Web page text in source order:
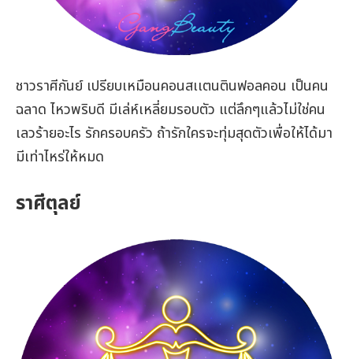
ชาวราศีกันย์ เปรียบเหมือนคอนสเเตนตินฟอลคอน เป็นคน
ฉลาด ไหวพริบดี มีเล่ห์เหลี่ยมรอบตัว แต่ลึกๆแล้วไม่ใช่คน
เลวร้ายอะไร รักครอบครัว ถ้ารักใครจะทุ่มสุดตัวเพื่อให้ได้มา
มีเท่าไหร่ให้หมด
ราศีตุลย์